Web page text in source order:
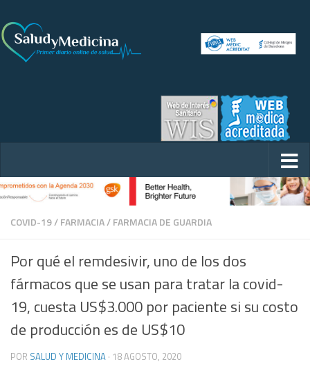
COVID-19/FARMACIA/FARMACIA DE GUARDIA
Por qué el remdesivir, uno de los dos
fármacos que se usan para tratar la covid-
19, cuesta US$3.000 por paciente si su costo
de producción es de US$10
POR SALUD Y MEDICINA · 18 AGOSTO, 2020